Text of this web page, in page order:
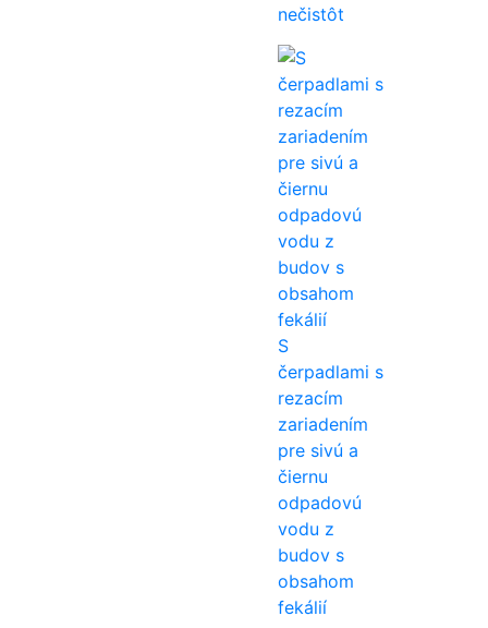
nečistôt
S
čerpadlami s
rezacím
zariadením
pre sivú a
čiernu
odpadovú
vodu z
budov s
obsahom
fekálií